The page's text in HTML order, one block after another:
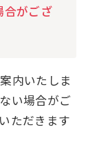
合がござ
内いたしま
い場合がご
ただきます